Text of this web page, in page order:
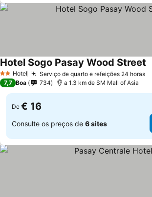
2 Estrelas
Hotel Serviço de quarto e refeições 24 horas
Hotel Sogo Pasay Wood Street
7,7 Boa 734 a 1.3 km de SM Mall of Asia
De € 16
Consulte os preços de 6 sites